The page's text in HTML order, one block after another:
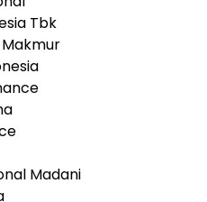
Tbk
Madani